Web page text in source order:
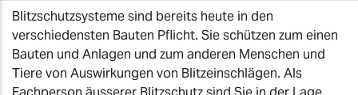
Blitzschutzsysteme sind bereits heute in den
verschiedensten Bauten Pflicht. Sie schützen zum einen
Bauten und Anlagen und zum anderen Menschen und
Tiere von Auswirkungen von Blitzeinschlägen. Als